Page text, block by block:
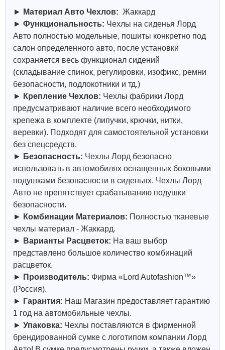
► Материал Авто Чехлов: Жаккард
► Функциональность: Чехлы на сиденья Лорд
Авто полностью модельные, пошиты конкретно под
салон определенного авто, после установки
сохраняется весь функционал сидений
(складывание спинок, регулировки, изофикс, ремни
безопасности, подлокотники и тд.)
► Крепление Чехлов: Чехлы фабрики Лорд
предусматривают наличие всего необходимого
крепежа в комплекте (липучки, крючки, нитки,
веревки). Подходят для самостоятельной установки
без спецсредств.
► Безопасность: Чехлы Лорд безопасно
использовать в автомобилях оснащенных боковыми
подушками безопасности в сиденьях. Чехлы Лорд
Авто не препятствует срабатыванию подушки
безопасности.
► Комбинации Материалов: Полностью тканевые
чехлы материал - Жаккард.
► Варианты Расцветок: На ваш выбор
представлено большое количество комбинаций
расцветок.
► Производитель: Фирма «Lord Autofashion™»
(Россия).
► Гарантия: Наш Магазин предоставляет гарантию
1 год на автомобильные чехлы.
► Упаковка: Чехлы поставляются в фирменной
брендированной сумке с логотипом компании Лорд